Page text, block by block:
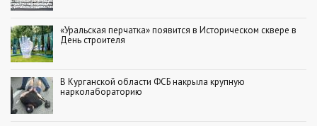
«Уральская перчатка» появится в Историческом сквере в
День строителя
В Курганской области ФСБ накрыла крупную
нарколабораторию